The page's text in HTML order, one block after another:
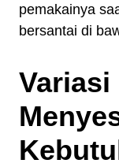
pemakainya
bersantai di
Variasi